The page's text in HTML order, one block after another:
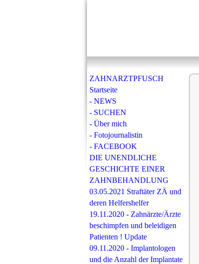
ZAHNARZTPFUSCH
Startseite
- NEWS
- SUCHEN
- Über mich
- Fotojournalistin
- FACEBOOK
DIE UNENDLICHE
GESCHICHTE EINER
ZAHNBEHANDLUNG
03.05.2021 Straftäter ZÄ und
deren Helfershelfer
19.11.2020 - Zahnärzte/Ärzte
beschimpfen und beleidigen
Patienten ! Update
09.11.2020 - Implantologen
und die Anzahl der Implantate